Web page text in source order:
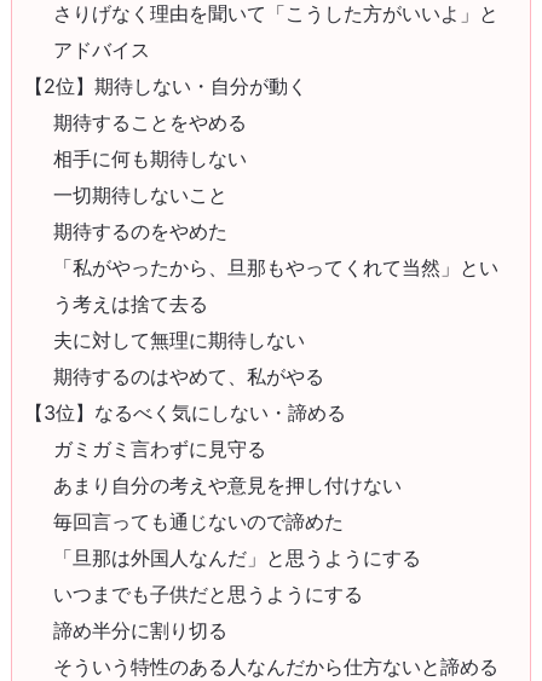
さりげなく理由を聞いて「こうした方がいいよ」と
アドバイス
【2位】期待しない・自分が動く
期待することをやめる
相手に何も期待しない
一切期待しないこと
期待するのをやめた
「私がやったから、旦那もやってくれて当然」とい
う考えは捨て去る
夫に対して無理に期待しない
期待するのはやめて、私がやる
【3位】なるべく気にしない・諦める
ガミガミ言わずに見守る
あまり自分の考えや意見を押し付けない
毎回言っても通じないので諦めた
「旦那は外国人なんだ」と思うようにする
いつまでも子供だと思うようにする
諦め半分に割り切る
そういう特性のある人なんだから仕方ないと諦める